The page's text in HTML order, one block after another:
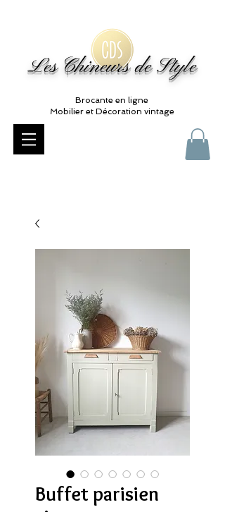
Les Chineurs de Style
Brocante en ligne
Mobilier et Décoration vintage
Buffet parisien